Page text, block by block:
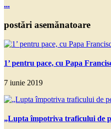
...
postări asemănatoare
1’ pentru pace, cu Papa
7 iunie 2019
„Lupta împotriva traficului de